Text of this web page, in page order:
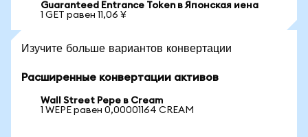
Guaranteed Entrance Token в Японская иена
1 GET равен 11,06 ¥
Изучите больше вариантов конвертации
Расширенные конвертации активов
Wall Street Pepe в Cream
1 WEPE равен 0,00001164 CREAM